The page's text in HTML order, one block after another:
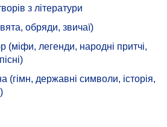
з літератури
обряди, звичаї)
(міфи, легенди, народні притчі,
(гімн, державні символи, історія,